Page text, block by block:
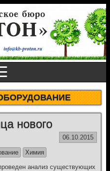
нового
06.10.2015
Химия
анализ существующих